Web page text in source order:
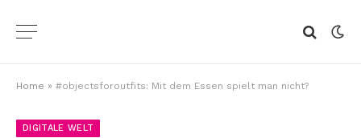
Home » #objectsforoutfits: Mit dem Essen spielt man nicht?
DIGITALE WELT